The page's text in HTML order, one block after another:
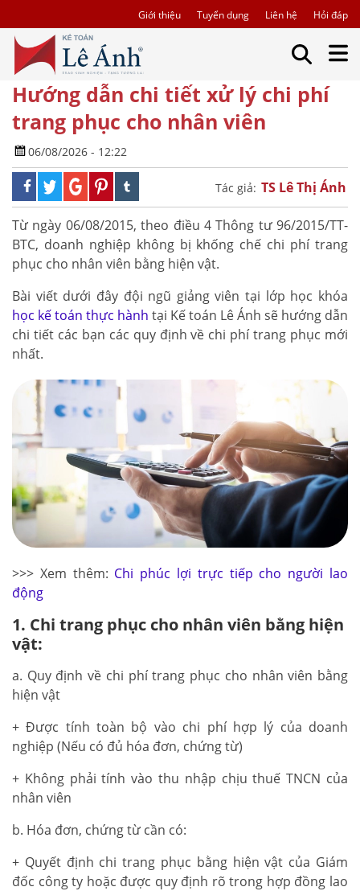
Giới thiệu Tuyển dụng Liên hệ Hỏi đáp
Hướng dẫn chi tiết xử lý chi phí
trang phục cho nhân viên
06/08/2026 - 12:22
Tác giả: TS Lê Thị Ánh
Từ ngày 06/08/2015, theo điều 4 Thông tư 96/2015/TT-
BTC, doanh nghiệp không bị khống chế chi phí trang
phục cho nhân viên bằng hiện vật.
Bài viết dưới đây đội ngũ giảng viên tại lớp học khóa
học kế toán thực hành tại Kế toán Lê Ánh sẽ hướng dẫn
chi tiết các bạn các quy định về chi phí trang phục mới
nhất.
>>> Xem thêm: Chi phúc lợi trực tiếp cho người lao
động
1. Chi trang phục cho nhân viên bằng hiện
vật:
a. Quy định về chi phí trang phục cho nhân viên bằng
hiện vật
+ Được tính toàn bộ vào chi phí hợp lý của doanh
nghiệp (Nếu có đủ hóa đơn, chứng từ)
+ Không phải tính vào thu nhập chịu thuế TNCN của
nhân viên
b. Hóa đơn, chứng từ cần có:
+ Quyết định chi trang phục bằng hiện vật của Giám
đốc công ty hoặc được quy định rõ trong hợp đồng lao